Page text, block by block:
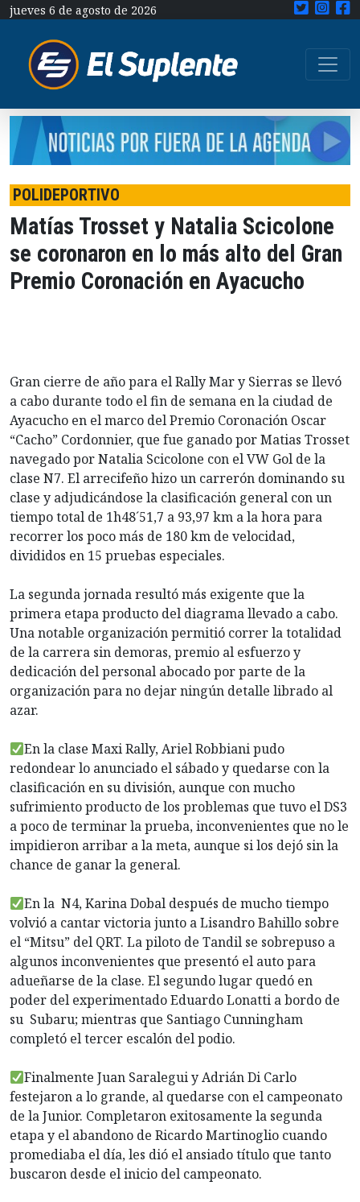
jueves 6 de agosto de 2026
POLIDEPORTIVO
Matías Trosset y Natalia Scicolone
se coronaron en lo más alto del Gran
Premio Coronación en Ayacucho
Gran cierre de año para el Rally Mar y Sierras se llevó
a cabo durante todo el fin de semana en la ciudad de
Ayacucho en el marco del Premio Coronación Oscar
“Cacho” Cordonnier, que fue ganado por Matias Trosset
navegado por Natalia Scicolone con el VW Gol de la
clase N7. El arrecifeño hizo un carrerón dominando su
clase y adjudicándose la clasificación general con un
tiempo total de 1h48´51,7 a 93,97 km a la hora para
recorrer los poco más de 180 km de velocidad,
divididos en 15 pruebas especiales.
La segunda jornada resultó más exigente que la
primera etapa producto del diagrama llevado a cabo.
Una notable organización permitió correr la totalidad
de la carrera sin demoras, premio al esfuerzo y
dedicación del personal abocado por parte de la
organización para no dejar ningún detalle librado al
azar.
En la clase Maxi Rally, Ariel Robbiani pudo
redondear lo anunciado el sábado y quedarse con la
clasificación en su división, aunque con mucho
sufrimiento producto de los problemas que tuvo el DS3
a poco de terminar la prueba, inconvenientes que no le
impidieron arribar a la meta, aunque si los dejó sin la
chance de ganar la general.
En la N4, Karina Dobal después de mucho tiempo
volvió a cantar victoria junto a Lisandro Bahillo sobre
el “Mitsu” del QRT. La piloto de Tandil se sobrepuso a
algunos inconvenientes que presentó el auto para
adueñarse de la clase. El segundo lugar quedó en
poder del experimentado Eduardo Lonatti a bordo de
su Subaru; mientras que Santiago Cunningham
completó el tercer escalón del podio.
Finalmente Juan Saralegui y Adrián Di Carlo
festejaron a lo grande, al quedarse con el campeonato
de la Junior. Completaron exitosamente la segunda
etapa y el abandono de Ricardo Martinoglio cuando
promediaba el día, les dió el ansiado título que tanto
buscaron desde el inicio del campeonato.